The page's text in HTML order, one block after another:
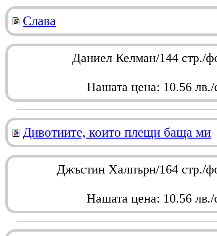
Слава
Даниел Келман/144 стр./
Нашата цена: 10.56 лв./
Дивотиите, които плещи баща ми
Джъстин Халпърн/164 стр./
Нашата цена: 10.56 лв./